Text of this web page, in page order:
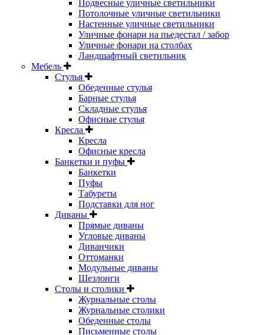
Подвесные уличные светильники
Потолочные уличные светильники
Настенные уличные светильники
Уличные фонари на пьедестал / забор
Уличные фонари на столбах
Ландшафтный светильник
Мебель
Стулья
Обеденные стулья
Барные стулья
Складные стулья
Офисные стулья
Кресла
Кресла
Офисные кресла
Банкетки и пуфы
Банкетки
Пуфы
Табуреты
Подставки для ног
Диваны
Прямые диваны
Угловые диваны
Диванчики
Оттоманки
Модульные диваны
Шезлонги
Столы и столики
Журнальные столы
Журнальные столики
Обеденные столы
Письменные столы